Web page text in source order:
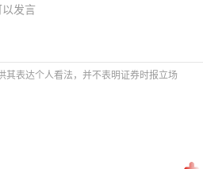
发言
其表达个人看法，并不表明证券时报立场